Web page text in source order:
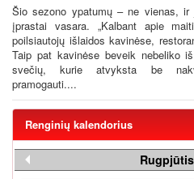
Šio sezono ypatumų – ne vienas,
įprastai vasara. „Kalbant apie
poilsiautojų išlaidos kavinėse,
Taip pat kavinėse beveik nebeliko
svečių, kurie atvyksta be
pramogauti....
Renginių kalendorius